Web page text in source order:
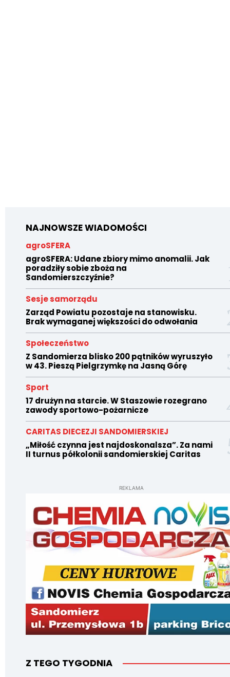
NAJNOWSZE WIADOMOŚCI
agroSFERA
agroSFERA: Udane zbiory mimo anomalii. Jak
poradziły sobie zboża na
Sandomierszczyźnie?
Sesje samorządu
Zarząd Powiatu pozostaje na stanowisku.
Brak wymaganej większości do odwołania
Społeczeństwo
Z Sandomierza blisko 200 pątników wyruszyło
w 43. Pieszą Pielgrzymkę na Jasną Górę
Sport
17 drużyn na starcie. W Staszowie rozegrano
zawody sportowo-pożarnicze
CARITAS DIECEZJI SANDOMIERSKIEJ
„Miłość czynna jest najdoskonalsza”. Za nami
II turnus półkolonii sandomierskiej Caritas
REKLAMA
Z TEGO TYGODNIA